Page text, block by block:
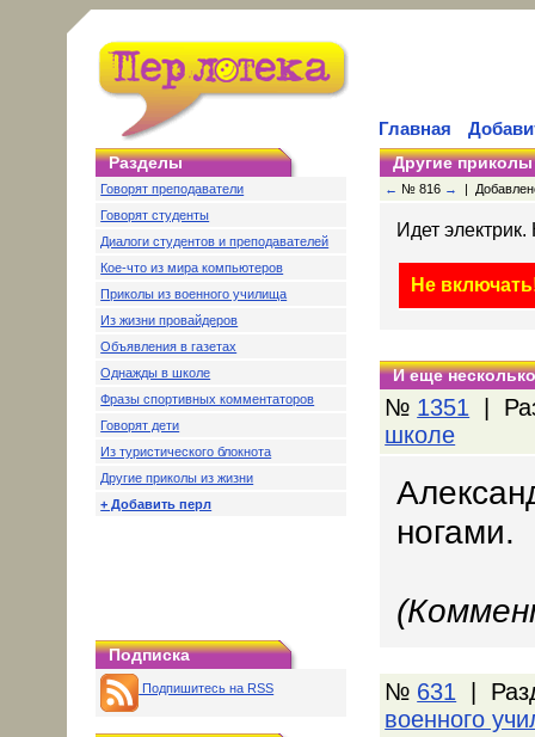
Главная
Разделы
Говорят преподаватели
Говорят студенты
Диалоги студентов и преподавателей
Кое-что из мира компьютеров
Приколы из военного училища
Из жизни провайдеров
Объявления в газетах
Однажды в школе
Фразы спортивных комментаторов
Говорят дети
Из туристического блокнота
Другие приколы из жизни
+ Добавить перл
Подписка
Подпишитесь на RSS
Другие
← № 816 → |
Идет электрик.
Не
И еще
№ 1351 |
школе
ногами.
№ 631 |
военного